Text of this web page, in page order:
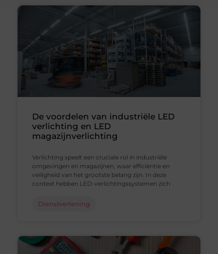
De voordelen van industriële LED
verlichting en LED
magazijnverlichting
Verlichting speelt een cruciale rol in industriële
omgevingen en magazijnen, waar efficiëntie en
veiligheid van het grootste belang zijn. In deze
context hebben LED-verlichtingssystemen zich
Dienstverlening